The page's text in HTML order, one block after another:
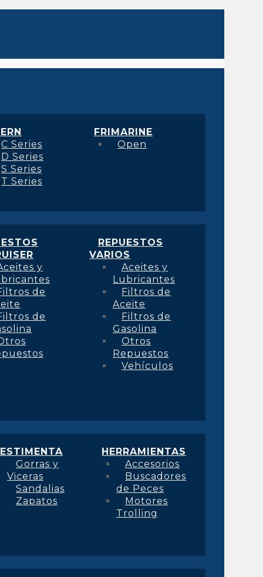
C Series
D Series
S Series
T Series
FRIMARINE
Open
y
de
de
REPUESTOS
VARIOS
Aceites y
Lubricantes
Filtros de
Aceite
Filtros de
Gasolina
Otros
Repuestos
Vehículos
Gorras y
Viceras
Sandalias
Zapatos
HERRAMIENTAS
Accesorios
Buscadores
de Peces
Motores
Trolling